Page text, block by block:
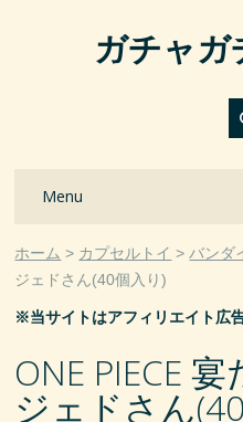
ガチャガ
Main menu
Menu
ホーム カプセルトイ バンダ
ジェドさん(40個入り)
※当サイトはアフィリエイト広
ONE PIECE
ジェドさん